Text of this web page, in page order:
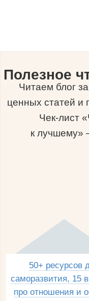
Полезное
Читаем блог
ценных статей и
Чек-лист
к лучшему»
50+ ресурсов
саморазвития, 15
про отношения и